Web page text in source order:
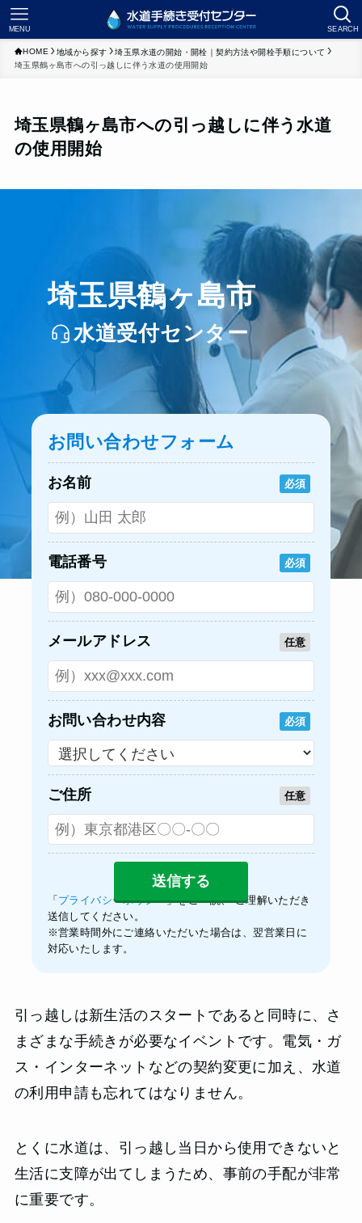
SEARCH
MENU
HOME 地域から探す
埼玉県水道の開始・開栓｜契約方法や開栓手順について
埼玉県鶴ヶ島市への引っ越しに伴う水道の使用開始
埼玉県鶴ヶ島市への引っ越しに伴う水道
の使用開始
埼玉県鶴ヶ島市
水道受付センター
お問い合わせフォーム
お名前 必須
電話番号 必須
メールアドレス 任意
お問い合わせ内容 必須
ご住所 任意
「 プライバシーポリシー」をご一読、 ご理解いただき
送信してください。
※営業時間外にご連絡いただいた場合は、翌営業日に
対応いたします。
引っ越しは新生活のスタートであると同時に、さ
まざまな手続きが必要なイベントです。電気・ガ
ス・インターネットなどの契約変更に加え、水道
の利用申請も忘れてはなりません。
とくに水道は、引っ越し当日から使用できないと
生活に支障が出てしまうため、事前の手配が非常
に重要です。